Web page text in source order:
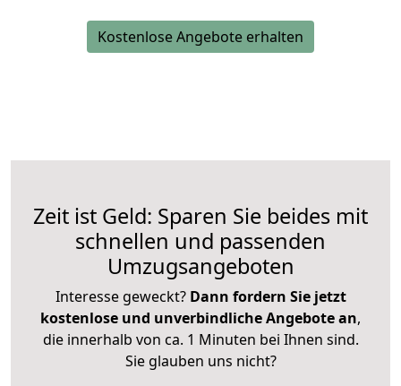
Kostenlose Angebote erhalten
Zeit ist Geld: Sparen Sie beides mit
schnellen und passenden
Umzugsangeboten
Interesse geweckt? Dann fordern Sie jetzt
kostenlose und unverbindliche Angebote an,
die innerhalb von ca. 1 Minuten bei Ihnen sind.
Sie glauben uns nicht?